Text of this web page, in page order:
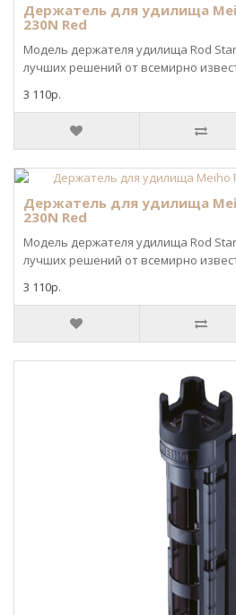
Держатель для удилища
230N Red
Модель держателя удилища Rod
лучших решений от всемирно
3 110р.
Держатель для удилища
230N Red
Модель держателя удилища Rod
лучших решений от всемирно
3 110р.